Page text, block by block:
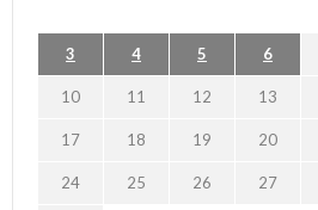
3 4 5 6
10 11 12 13
17 18 19 20
24 25 26 27